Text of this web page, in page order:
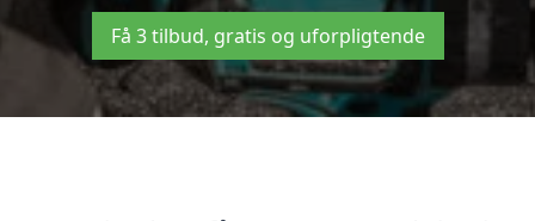
Få 3 tilbud, gratis og uforpligtende